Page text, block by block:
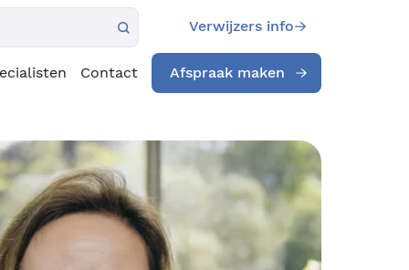
Verwijzers info
Contact Afspraak maken